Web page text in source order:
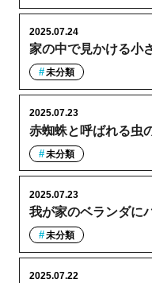
家の中で見かける小
2025.07.24
未分類
赤蜘蛛と呼ばれる虫
2025.07.23
未分類
我が家のベランダに
2025.07.23
未分類
2025.07.22